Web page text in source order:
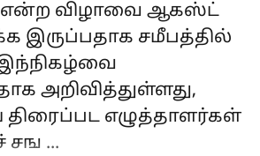
என்ற விழாவை ஆகஸ்ட்
இருப்பதாக சமீபத்தில்
இந்நிகழ்வை
அறிவித்துள்ளது,
எழுத்தாளர்கள்
...